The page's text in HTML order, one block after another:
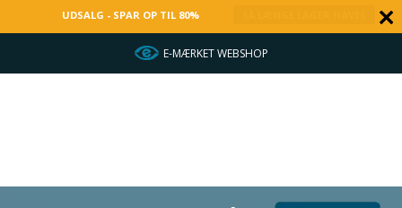
UDSALG - SPAR OP TIL 80%
HURTIG LEVERING